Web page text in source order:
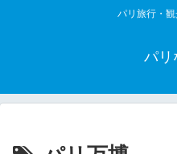
パリ旅行・
パリ